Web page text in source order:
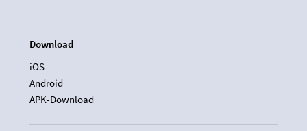
Download
iOS
Android
APK-Download